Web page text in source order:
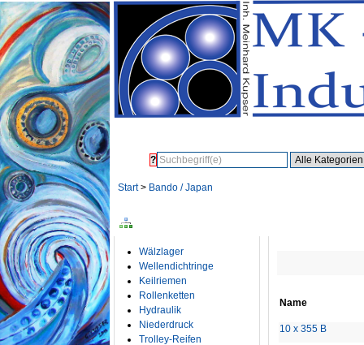
?
Start> Bando / Japan
Wälzlager
Wellendichtringe
Keilriemen
Rollenketten
Hydraulik
Niederdruck
Trolley-Reifen
Name
10 x 355 B